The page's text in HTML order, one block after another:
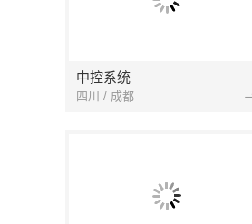
中控系统
四川 / 成都